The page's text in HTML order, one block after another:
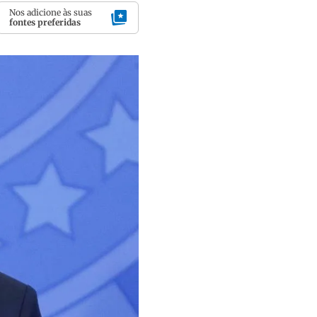
Nos adicione às suas
fontes preferidas